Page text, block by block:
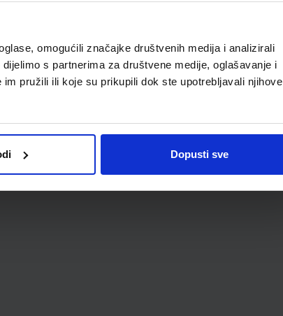
omogućili značajke društvenih medija i analizirali
s partnerima za društvene medije, oglašavanje i
pružili ili koje su prikupili dok ste upotrebljavali njihove
Dopusti sve